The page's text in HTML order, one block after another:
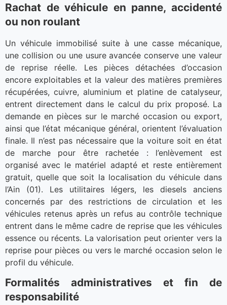
Rachat de véhicule en panne, accidenté
ou non roulant
Un véhicule immobilisé suite à une casse mécanique,
une collision ou une usure avancée conserve une valeur
de reprise réelle. Les pièces détachées d’occasion
encore exploitables et la valeur des matières premières
récupérées, cuivre, aluminium et platine de catalyseur,
entrent directement dans le calcul du prix proposé. La
demande en pièces sur le marché occasion ou export,
ainsi que l’état mécanique général, orientent l’évaluation
finale. Il n’est pas nécessaire que la voiture soit en état
de marche pour être rachetée : l’enlèvement est
organisé avec le matériel adapté et reste entièrement
gratuit, quelle que soit la localisation du véhicule dans
l’Ain (01). Les utilitaires légers, les diesels anciens
concernés par des restrictions de circulation et les
véhicules retenus après un refus au contrôle technique
entrent dans le même cadre de reprise que les véhicules
essence ou récents. La valorisation peut orienter vers la
reprise pour pièces ou vers le marché occasion selon le
profil du véhicule.
Formalités administratives et fin de
responsabilité